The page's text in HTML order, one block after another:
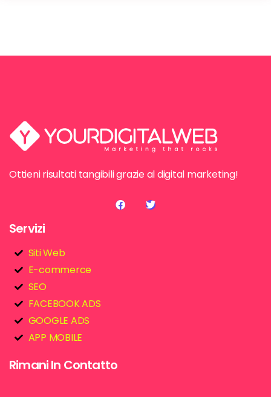
Ottieni risultati tangibili grazie al digital marketing!
Servizi
Siti Web
E-commerce
SEO
FACEBOOK ADS
GOOGLE ADS
APP MOBILE
Rimani In Contatto